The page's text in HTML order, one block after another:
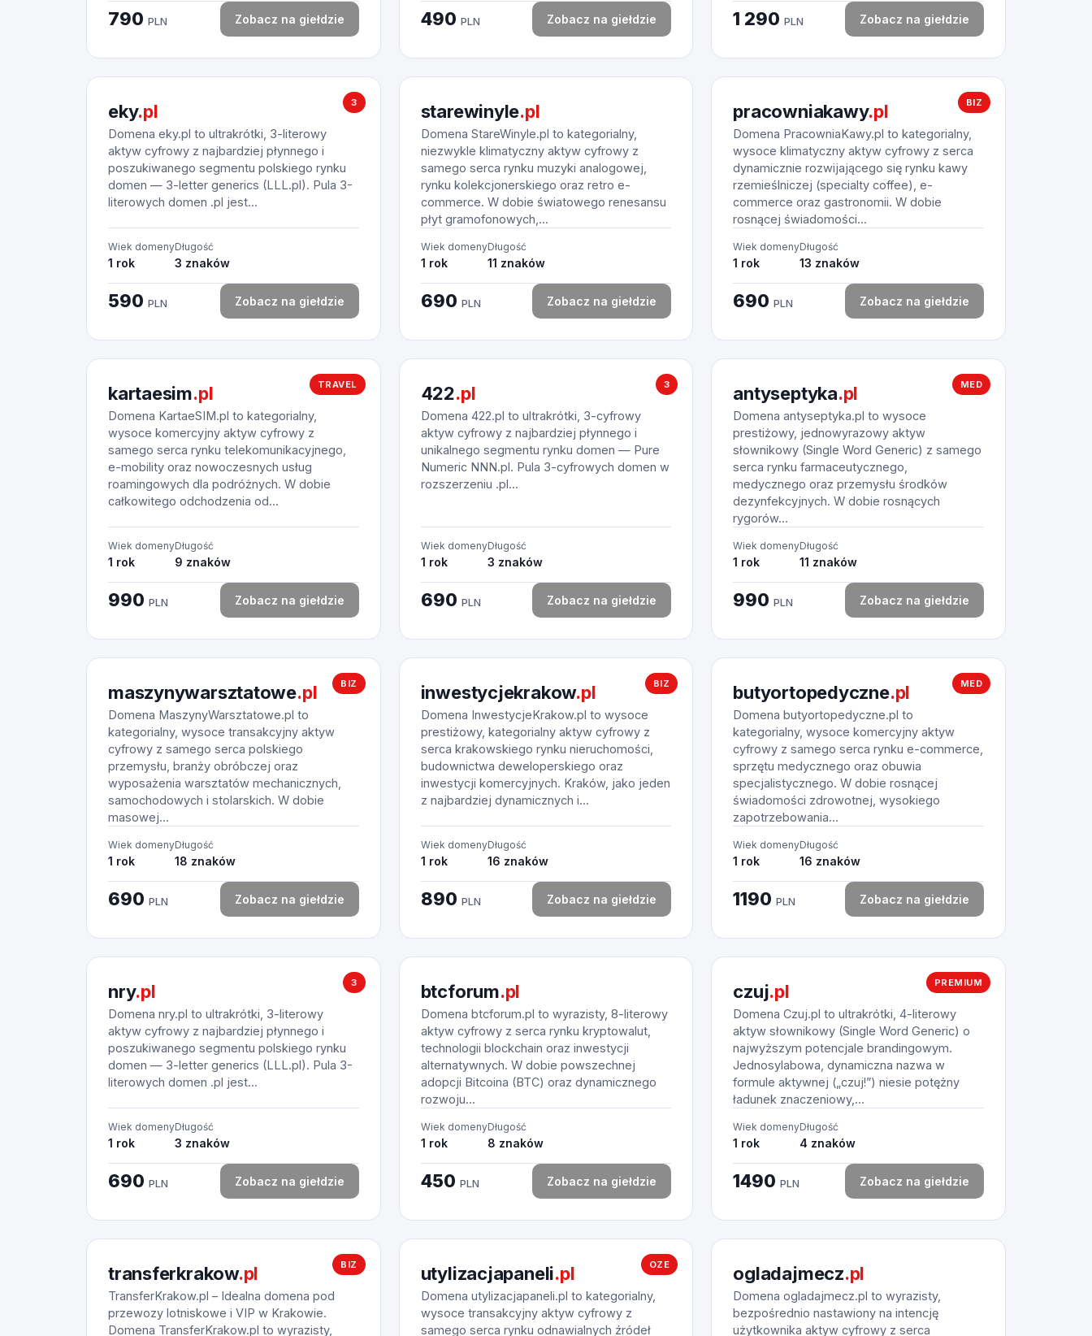
790 PLN Zobacz na giełdzie 490 PLN Zobacz na giełdzie 1 290PLN Zobacz na giełdzie
3
eky.pl
Domena eky.pl to ultrakrótki, 3-literowy
aktyw cyfrowy z najbardziej płynnego i
poszukiwanego segmentu polskiego rynku
domen — 3-letter generics (LLL.pl). Pula 3-
literowych domen .pl jest...
Wiek domeny
1 rok
Długość
3 znaków
590 PLN Zobacz na giełdzie
starewinyle.pl
Domena StareWinyle.pl to kategorialny,
niezwykle klimatyczny aktyw cyfrowy z
samego serca rynku muzyki analogowej,
rynku kolekcjonerskiego oraz retro e-
commerce. W dobie światowego renesansu
płyt gramofonowych,...
Wiek domeny
1 rok
Długość
11 znaków
690 PLN Zobacz na giełdzie
BIZ
pracowniakawy.pl
Domena PracowniaKawy.pl to kategorialny,
wysoce klimatyczny aktyw cyfrowy z serca
dynamicznie rozwijającego się rynku kawy
rzemieślniczej (specialty coffee), e-
commerce oraz gastronomii. W dobie
rosnącej świadomości...
Wiek domeny
1 rok
Długość
13 znaków
690PLN Zobacz na giełdzie
TRAVEL
kartaesim.pl
Domena KartaeSIM.pl to kategorialny,
wysoce komercyjny aktyw cyfrowy z
samego serca rynku telekomunikacyjnego,
e-mobility oraz nowoczesnych usług
roamingowych dla podróżnych. W dobie
całkowitego odchodzenia od...
Wiek domeny
1 rok
Długość
9 znaków
990 PLN Zobacz na giełdzie
3
422.pl
Domena 422.pl to ultrakrótki, 3-cyfrowy
aktyw cyfrowy z najbardziej płynnego i
unikalnego segmentu rynku domen — Pure
Numeric NNN.pl. Pula 3-cyfrowych domen w
rozszerzeniu .pl...
Wiek domeny
1 rok
Długość
3 znaków
690 PLN Zobacz na giełdzie
MED
antyseptyka.pl
Domena antyseptyka.pl to wysoce
prestiżowy, jednowyrazowy aktyw
słownikowy (Single Word Generic) z samego
serca rynku farmaceutycznego,
medycznego oraz przemysłu środków
dezynfekcyjnych. W dobie rosnących
rygorów...
Wiek domeny
1 rok
Długość
11 znaków
990PLN Zobacz na giełdzie
BIZ
maszynywarsztatowe.pl
Domena MaszynyWarsztatowe.pl to
kategorialny, wysoce transakcyjny aktyw
cyfrowy z samego serca polskiego
przemysłu, branży obróbczej oraz
wyposażenia warsztatów mechanicznych,
samochodowych i stolarskich. W dobie
masowej...
Wiek domeny
1 rok
Długość
18 znaków
690 PLN Zobacz na giełdzie
BIZ
inwestycjekrakow.pl
Domena InwestycjeKrakow.pl to wysoce
prestiżowy, kategorialny aktyw cyfrowy z
serca krakowskiego rynku nieruchomości,
budownictwa deweloperskiego oraz
inwestycji komercyjnych. Kraków, jako jeden
z najbardziej dynamicznych i...
Wiek domeny
1 rok
Długość
16 znaków
890 PLN Zobacz na giełdzie
MED
butyortopedyczne.pl
Domena butyortopedyczne.pl to
kategorialny, wysoce komercyjny aktyw
cyfrowy z samego serca rynku e-commerce,
sprzętu medycznego oraz obuwia
specjalistycznego. W dobie rosnącej
świadomości zdrowotnej, wysokiego
zapotrzebowania...
Wiek domeny
1 rok
Długość
16 znaków
1190PLN Zobacz na giełdzie
3
nry.pl
Domena nry.pl to ultrakrótki, 3-literowy
aktyw cyfrowy z najbardziej płynnego i
poszukiwanego segmentu polskiego rynku
domen — 3-letter generics (LLL.pl). Pula 3-
literowych domen .pl jest...
Wiek domeny
1 rok
Długość
3 znaków
690 PLN Zobacz na giełdzie
btcforum.pl
Domena btcforum.pl to wyrazisty, 8-literowy
aktyw cyfrowy z serca rynku kryptowalut,
technologii blockchain oraz inwestycji
alternatywnych. W dobie powszechnej
adopcji Bitcoina (BTC) oraz dynamicznego
rozwoju...
Wiek domeny
1 rok
Długość
8 znaków
450 PLN Zobacz na giełdzie
PREMIUM
czuj.pl
Domena Czuj.pl to ultrakrótki, 4-literowy
aktyw słownikowy (Single Word Generic) o
najwyższym potencjale brandingowym.
Jednosylabowa, dynamiczna nazwa w
formule aktywnej („czuj!”) niesie potężny
ładunek znaczeniowy,...
Wiek domeny
1 rok
Długość
4 znaków
1490PLN Zobacz na giełdzie
BIZ
transferkrakow.pl
TransferKrakow.pl – Idealna domena pod
przewozy lotniskowe i VIP w Krakowie.
Domena TransferKrakow.pl to wyrazisty,
OZE
utylizacjapaneli.pl
Domena utylizacjapaneli.pl to kategorialny,
wysoce transakcyjny aktyw cyfrowy z
samego serca rynku odnawialnych źródeł
ogladajmecz.pl
Domena ogladajmecz.pl to wyrazisty,
bezpośrednio nastawiony na intencję
użytkownika aktyw cyfrowy z serca